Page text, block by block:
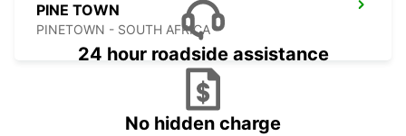
PINE TOWN
PINETOWN - SOUTH AFRICA
24 hour roadside assistance
No hidden charge